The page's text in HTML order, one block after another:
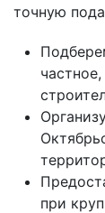
точную
при